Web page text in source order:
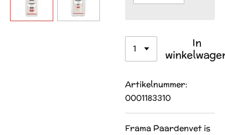
In
Artikelnummer:
0001183310
Frama Paardenvet is